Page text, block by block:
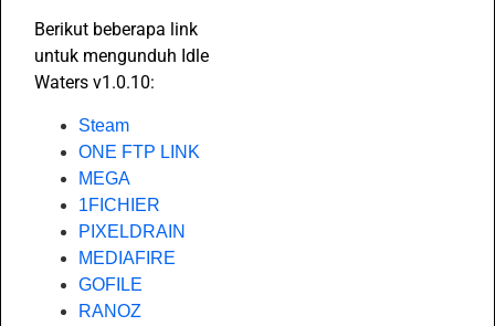
Berikut beberapa link
untuk mengunduh Idle
Waters v1.0.10:
Steam
ONE FTP LINK
MEGA
1FICHIER
PIXELDRAIN
MEDIAFIRE
GOFILE
RANOZ